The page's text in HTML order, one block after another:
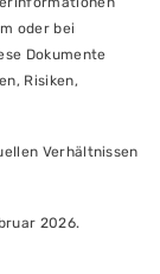
oder bei
Dokumente
Risiken,
Verhältnissen
2026.